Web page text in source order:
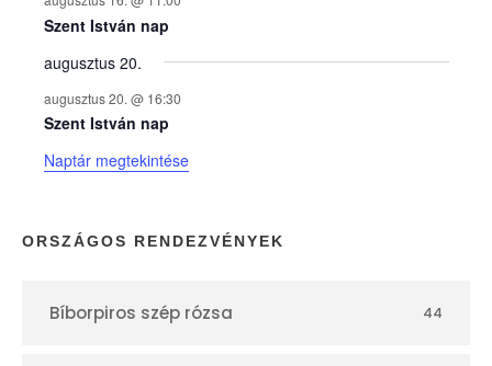
e
k
n
a
p
Szent István nap
augusztus 20.
augusztus 20. @ 16:30
Szent István nap
Naptár megtekintése
ORSZÁGOS RENDEZVÉNYEK
Bíborpiros szép rózsa 44